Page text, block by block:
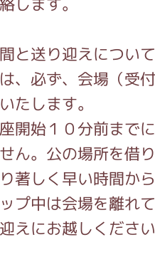
と送り迎えについ
、必ず、会場（受
たします。
開始１０分前まで
ん。公の場所を借
著しく早い時間か
プ中は会場を離れ
えにお越しくださ